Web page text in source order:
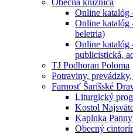
Obecná knižnica
Online katalóg
Online katalóg
beletria)
Online katalóg
publicistická,
TJ Podhoran Poloma
Potraviny,
Farnosť Šarišské
Liturgický
Kostol
Kaplnka
Obecný